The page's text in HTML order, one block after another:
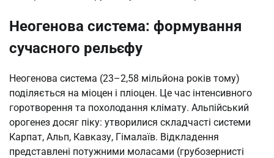
Неогенова система: формування
сучасного рельєфу
Неогенова система (23–2,58 мільйона років тому)
поділяється на міоцен і пліоцен. Це час інтенсивного
горотворення та похолодання клімату. Альпійський
орогенез досяг піку: утворилися складчасті системи
Карпат, Альп, Кавказу, Гімалаїв. Відкладення
представлені потужними моласами (грубозернисті